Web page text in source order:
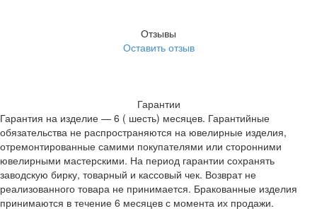
Отзывы
Оставить отзыв
Гарантии
Гарантия на изделие — 6 ( шесть) месяцев. Гарантийные
обязательства не распространяются на ювелирные изделия,
отремонтированные самими покупателями или сторонними
ювелирными мастерскими. На период гарантии сохранять
заводскую бирку, товарный и кассовый чек. Возврат не
реализованного товара не принимается. Бракованные изделия
принимаются в течение 6 месяцев с момента их продажи.